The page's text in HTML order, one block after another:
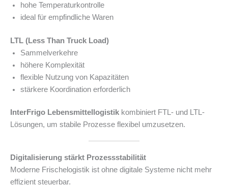
hohe Temperaturkontrolle
ideal für empfindliche Waren
LTL (Less Than Truck Load)
Sammelverkehre
höhere Komplexität
flexible Nutzung von Kapazitäten
stärkere Koordination erforderlich
InterFrigo Lebensmittellogistik kombiniert FTL- und LTL-
Lösungen, um stabile Prozesse flexibel umzusetzen.
Digitalisierung stärkt Prozessstabilität
Moderne Frischelogistik ist ohne digitale Systeme nicht mehr
effizient steuerbar.